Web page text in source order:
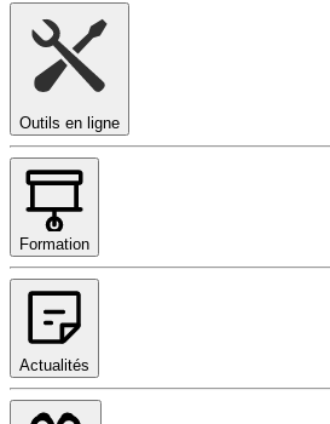
Outils en ligne
Formation
Actualités